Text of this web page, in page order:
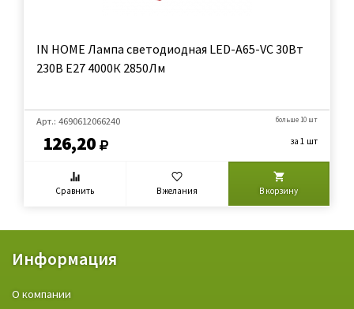
IN HOME Лампа светодиодная LED-A65-VC 30Вт
230В Е27 4000К 2850Лм
Арт.: 4690612066240
126,20
больше 10 шт
за 1 шт
Сравнить В желания В корзину
Информация
О компании